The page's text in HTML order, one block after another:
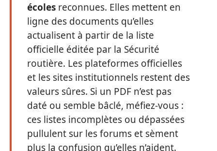
écoles reconnues. Elles mettent en
ligne des documents qu’elles
actualisent à partir de la liste
officielle éditée par la Sécurité
routière. Les plateformes officielles
et les sites institutionnels restent des
valeurs sûres. Si un PDF n’est pas
daté ou semble bâclé, méfiez-vous :
ces listes incomplètes ou dépassées
pullulent sur les forums et sèment
plus la confusion qu’elles n’aident.